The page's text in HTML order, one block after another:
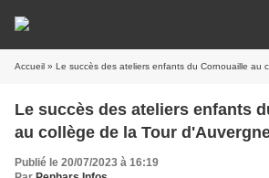
Accueil » Le succès des ateliers enfants du Cornouaille au
Le succès des ateliers enfants
au collège de la Tour
Publié le 20/07/2023 à 16:19